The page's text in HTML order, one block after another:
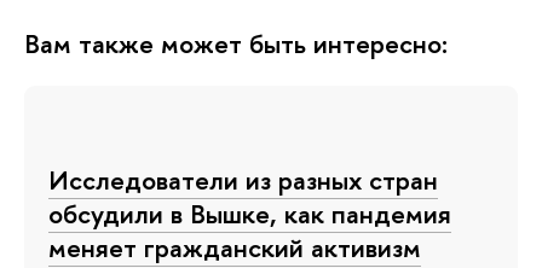
Вам также может быть интересно:
Исследователи из разных стран
обсудили в Вышке, как пандемия
меняет гражданский активизм